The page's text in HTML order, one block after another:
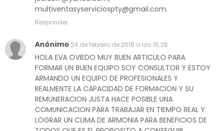
multiventasyserviciospty@gmail.com.
Responder
Anónimo 24 de febrero de 2018 a las 15:28
HOLA EVA OVIEDO MUY BUEN ARTICULO PARA
FORMAR UN BUEN EQUIPO SOY CONSULTOR Y ESTOY
ARMANDO UN EQUIPO DE PROFESIONALES Y
REALMENTE LA CAPACIDAD DE FORMACION Y SU
REMUNERACION JUSTA HACE POSIBLE UNA
COMUNICACION PARA TRABAJAR EN TIEMPO REAL Y
LOGRAR UN CLIMA DE ARMONIA PARA BENEFICIOS DE